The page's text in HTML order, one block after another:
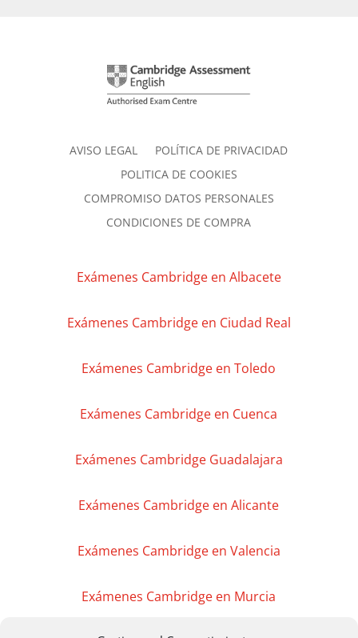
AVISO LEGAL
POLÍTICA DE PRIVACIDAD
POLITICA DE COOKIES
COMPROMISO DATOS PERSONALES
CONDICIONES DE COMPRA
Exámenes Cambridge en Albacete
Exámenes Cambridge en Ciudad Real
Exámenes Cambridge en Toledo
Exámenes Cambridge en Cuenca
Exámenes Cambridge Guadalajara
Exámenes Cambridge en Alicante
Exámenes Cambridge en Valencia
Exámenes Cambridge en Murcia